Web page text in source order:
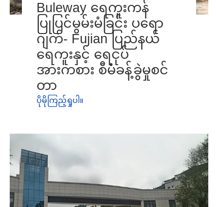
Buleway ရေကူးကန်
ပြုပြင်မွမ်းမံခြင်း ပရော
ဂျက်- Fujian ပြည်နယ်
ရေကူးနှင့် ရေငုပ်
အားကစား စီမံခန့်ခွဲမှုစင်
တာ
ပိုမိုကြည့်ရှုပါ။